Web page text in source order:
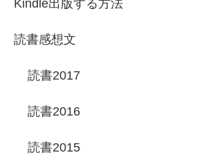
Kindle出版する方法
読書感想文
読書2017
読書2016
読書2015